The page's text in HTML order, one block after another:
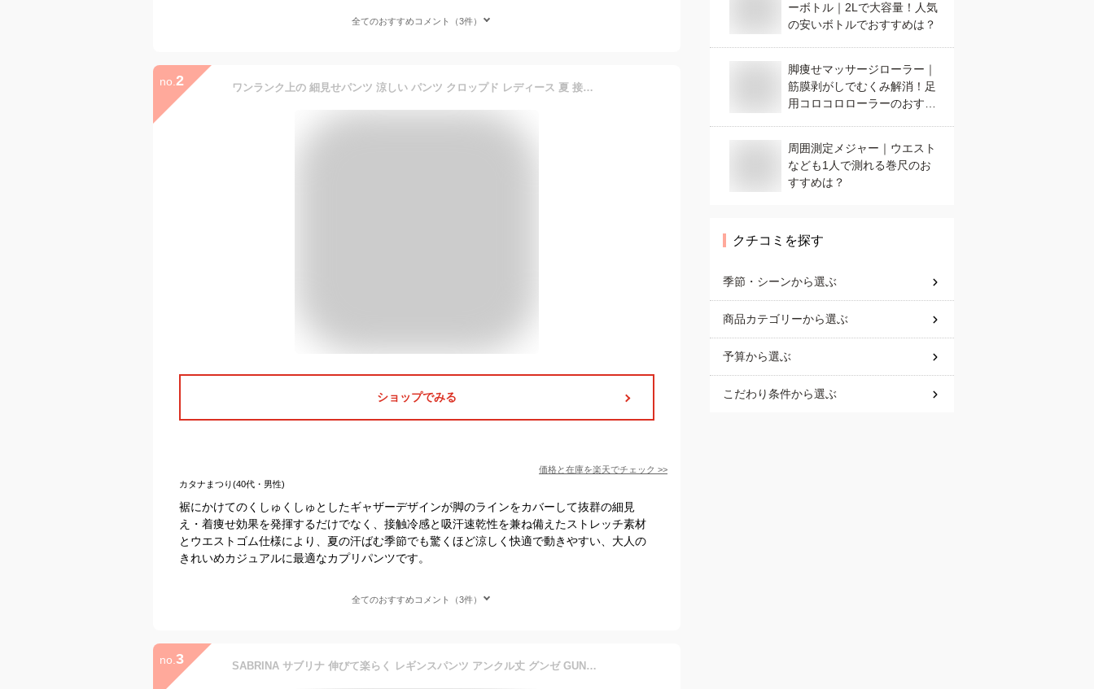
全てのおすすめコメント（3件）
no. 2 ワンランク上の 細見せパンツ 涼しい パンツ クロップド レディース 夏 接触冷感 ぎょうざパンツ 餃子 ギャザーパンツ くしゅくしゅ スリム 冷感 ウエストゴム 涼しい 7分丈 夏 スラックス ズボン 吸汗速乾 くしゅくしゅ サブリナ カプリパンツ ストレッチ 細見え 着痩せ
ショップでみる
価格と在庫を楽天でチェック >>
カタナまつり(40代・男性)
裾にかけてのくしゅくしゅとしたギャザーデザインが脚のラインをカバーして抜群の細見
え・着痩せ効果を発揮するだけでなく、接触冷感と吸汗速乾性を兼ね備えたストレッチ素材
とウエストゴム仕様により、夏の汗ばむ季節でも驚くほど涼しく快適で動きやすい、大人の
きれいめカジュアルに最適なカプリパンツです。
全てのおすすめコメント（3件）
no. 3 SABRINA サブリナ 伸びて楽らく レギンスパンツ アンクル丈 グンゼ GUNZE | レディース レディス 女性 婦人 レギンスパンツ パンツ ズボン ずぼん レッグウェア ボトム ボトムス おしゃれ オシャレ 大人 ブランド 無地 黒 スキニー スキニーパンツ レギパン アンクルパンツ
ーボトル｜2Lで大容量！人気
の安いボトルでおすすめは？
脚痩せマッサージローラー｜
筋膜剥がしでむくみ解消！足
用コロコロローラーのおすす
周囲測定メジャー｜ウエスト
なども1人で測れる巻尺のお
すすめは？
クチコミを探す
季節・シーンから選ぶ
商品カテゴリーから選ぶ
予算から選ぶ
こだわり条件から選ぶ